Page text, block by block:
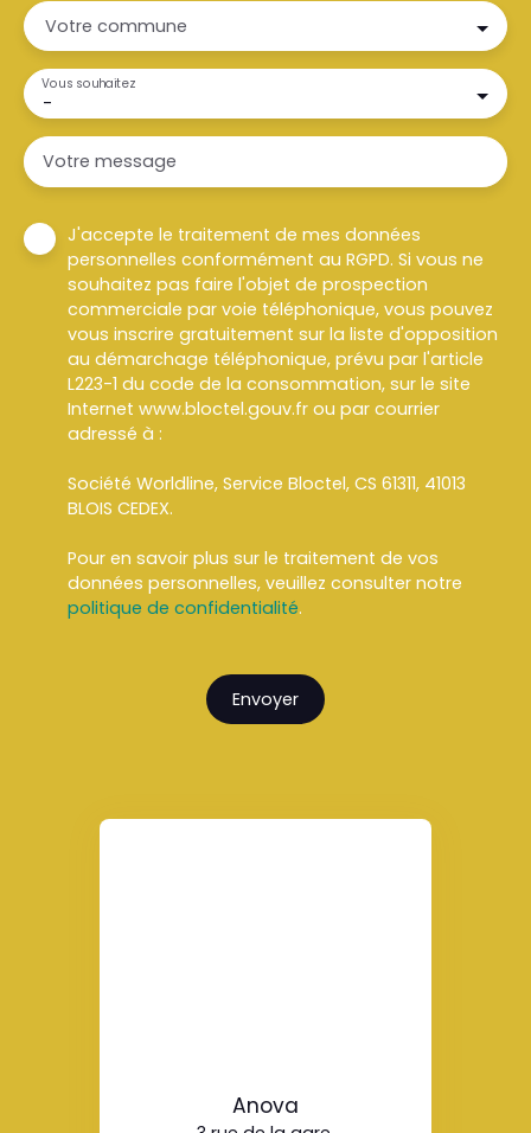
Votre commune
-
Vous souhaitez
Votre message
J'accepte le traitement de mes données
personnelles conformément au RGPD. Si vous ne
souhaitez pas faire l'objet de prospection
commerciale par voie téléphonique, vous pouvez
vous inscrire gratuitement sur la liste d'opposition
au démarchage téléphonique, prévu par l'article
L223-1 du code de la consommation, sur le site
Internet www.bloctel.gouv.fr ou par courrier
adressé à :
Société Worldline, Service Bloctel, CS 61311, 41013
BLOIS CEDEX.
Pour en savoir plus sur le traitement de vos
données personnelles, veuillez consulter notre
politique de confidentialité.
Envoyer
Anova